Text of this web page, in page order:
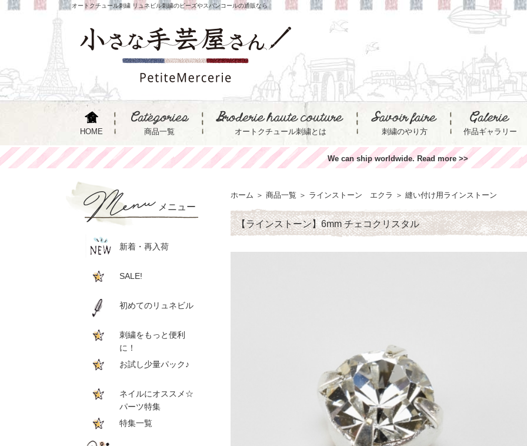
オートクチュール刺繍 リュネビル刺繍のビーズやスパンコールの通販なら
HOME 商品一覧 オートクチュール刺繍とは 刺繍のやり方 作品ギャラリー
We can ship worldwide. Read more >>
ホーム ＞ 商品一覧 ＞ ラインストーン エクラ ＞ 縫い付け用ラインストーン
【ラインストーン】6mm チェコクリスタル
メニュー
新着・再入荷
SALE!
初めてのリュネビル
刺繍をもっと便利
に！
お試し少量パック♪
ネイルにオススメ☆
パーツ特集
特集一覧